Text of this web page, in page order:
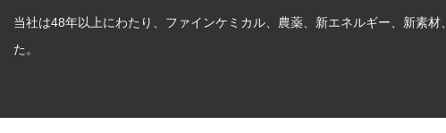
当社は48年以上にわたり、ファインケミカル、農薬、新エネルギー、新素
た。